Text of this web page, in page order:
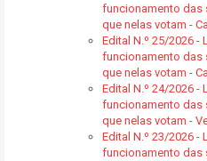
funcionamento das
que nelas votam -
Edital N.º 25/2026 -
funcionamento das
que nelas votam -
Edital N.º 24/2026 -
funcionamento das
que nelas votam -
Edital N.º 23/2026 -
funcionamento das